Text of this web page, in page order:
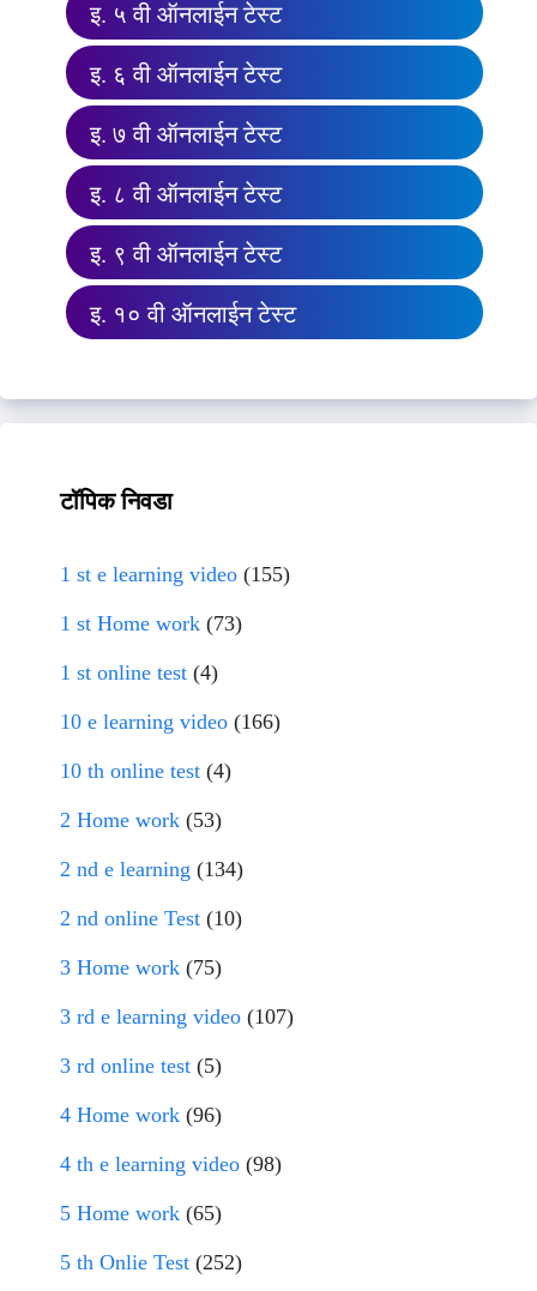
इ. ५ वी ऑनलाईन टेस्ट
इ. ६ वी ऑनलाईन टेस्ट
इ. ७ वी ऑनलाईन टेस्ट
इ. ८ वी ऑनलाईन टेस्ट
इ. ९ वी ऑनलाईन टेस्ट
इ. १० वी ऑनलाईन टेस्ट
टॉपिक निवडा
1 st e learning video (155)
1 st Home work (73)
1 st online test (4)
10 e learning video (166)
10 th online test (4)
2 Home work (53)
2 nd e learning (134)
2 nd online Test (10)
3 Home work (75)
3 rd e learning video (107)
3 rd online test (5)
4 Home work (96)
4 th e learning video (98)
5 Home work (65)
5 th Onlie Test (252)